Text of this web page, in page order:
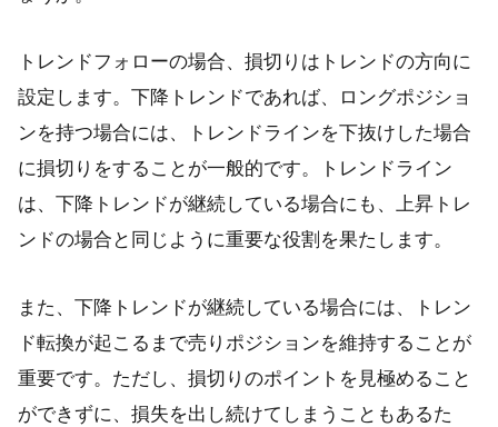
トレンドフォローの場合、損切りはトレンドの方向に
設定します。下降トレンドであれば、ロングポジショ
ンを持つ場合には、トレンドラインを下抜けした場合
に損切りをすることが一般的です。トレンドライン
は、下降トレンドが継続している場合にも、上昇トレ
ンドの場合と同じように重要な役割を果たします。
また、下降トレンドが継続している場合には、トレン
ド転換が起こるまで売りポジションを維持することが
重要です。ただし、損切りのポイントを見極めること
ができずに、損失を出し続けてしまうこともあるた